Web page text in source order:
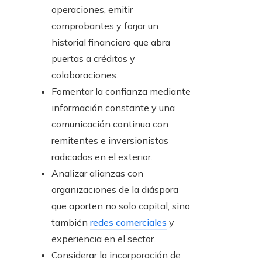
operaciones, emitir
comprobantes y forjar un
historial financiero que abra
puertas a créditos y
colaboraciones.
Fomentar la confianza mediante
información constante y una
comunicación continua con
remitentes e inversionistas
radicados en el exterior.
Analizar alianzas con
organizaciones de la diáspora
que aporten no solo capital, sino
también redes comerciales y
experiencia en el sector.
Considerar la incorporación de